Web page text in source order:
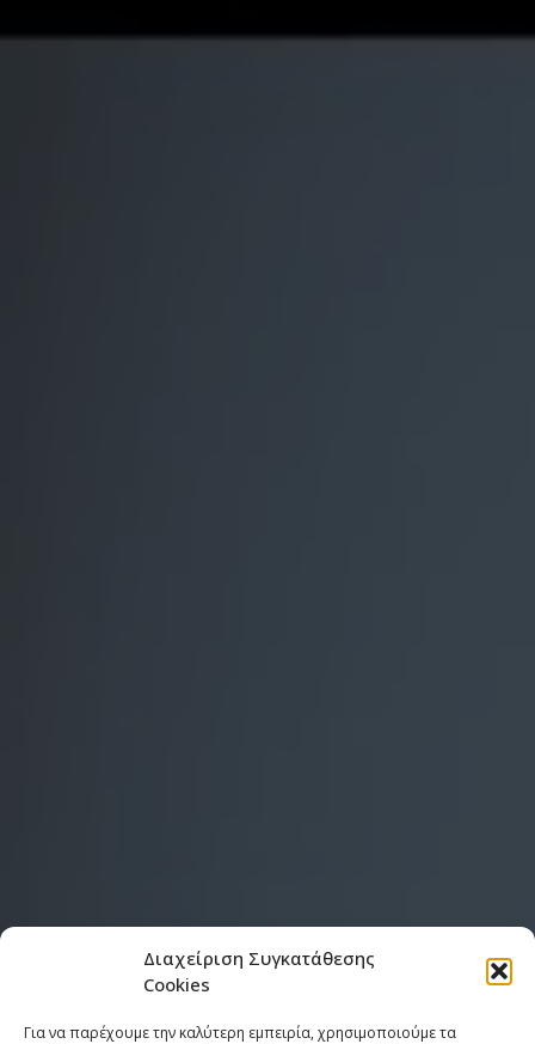
Διαχείριση Συγκατάθεσης
Cookies
Για να παρέχουμε την καλύτερη εμπειρία, χρησιμοποιούμε τα